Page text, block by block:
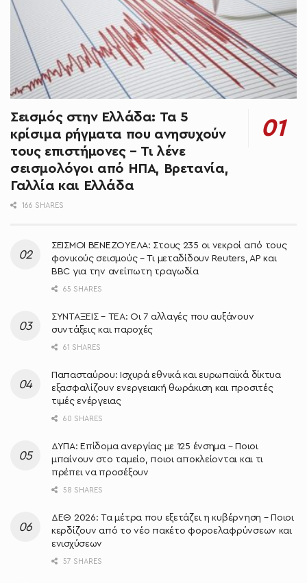
Σεισμός στην Ελλάδα: Τα 5
κρίσιμα ρήγματα που ανησυχούν
τους επιστήμονες – Τι λένε
σεισμολόγοι από ΗΠΑ, Βρετανία,
Γαλλία και Ελλάδα
166 SHARES
ΣΕΙΣΜΟΙ ΒΕΝΕΖΟΥΕΛΑ: Στους 235 οι νεκροί από τους
φονικούς σεισμούς – Τι μεταδίδουν Reuters, AP και
BBC για την ανείπωτη τραγωδία
65 SHARES
ΣΥΝΤΑΞΕΙΣ – ΤΕΑ: Οι 7 αλλαγές που αυξάνουν
συντάξεις και παροχές
61 SHARES
Παπασταύρου: Ισχυρά εθνικά και ευρωπαϊκά δίκτυα
εξασφαλίζουν ενεργειακή θωράκιση και προσιτές
τιμές ενέργειας
60 SHARES
ΔΥΠΑ: Επίδομα ανεργίας με 125 ένσημα – Ποιοι
μπαίνουν στο ταμείο, ποιοι αποκλείονται και τι
πρέπει να προσέξουν
58 SHARES
ΔΕΘ 2026: Τα μέτρα που εξετάζει η κυβέρνηση – Ποιοι
κερδίζουν από το νέο πακέτο φοροελαφρύνσεων και
ενισχύσεων
57 SHARES